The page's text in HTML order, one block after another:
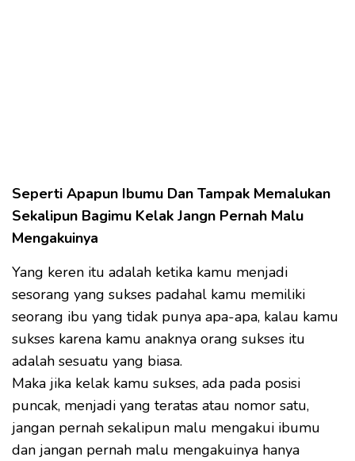
Seperti Apapun Ibumu Dan Tampak Memalukan
Sekalipun Bagimu Kelak Jangn Pernah Malu
Mengakuinya
Yang keren itu adalah ketika kamu menjadi
sesorang yang sukses padahal kamu memiliki
seorang ibu yang tidak punya apa-apa, kalau kamu
sukses karena kamu anaknya orang sukses itu
adalah sesuatu yang biasa.
Maka jika kelak kamu sukses, ada pada posisi
puncak, menjadi yang teratas atau nomor satu,
jangan pernah sekalipun malu mengakui ibumu
dan jangan pernah malu mengakuinya hanya